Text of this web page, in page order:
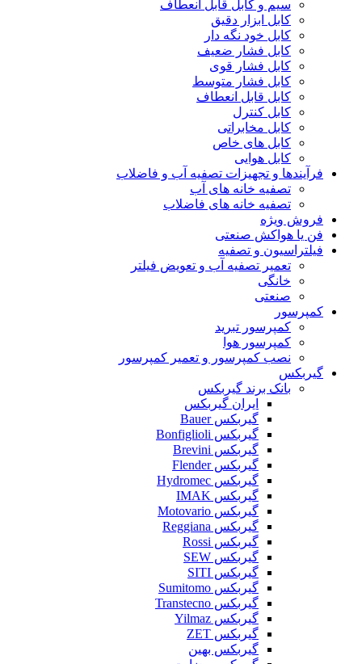
سیم و کابل قابل انعطاف
کابل ابزار دقیق
کابل خود نگه دار
کابل فشار ضعیف
کابل فشار قوی
کابل فشار متوسط
کابل قابل انعطاف
کابل کنترل
کابل مخابراتی
کابل های خاص
کابل هوایی
فرآیندها و تجهیزات تصفیه آب و فاضلاب
تصفیه خانه های آب
تصفیه خانه های فاضلاب
فروش ویژه
فن یا هواکش صنعتی
فیلتراسیون و تصفیه
تعمیر تصفیه آب و تعویض فیلتر
خانگی
صنعتی
کمپرسور
کمپرسور تبرید
کمپرسور هوا
نصب کمپرسور و تعمیر کمپرسور
گیربکس
بانک برند گیربکس
ایران گیربکس
گیربکس Bauer
گیربکس Bonfiglioli
گیربکس Brevini
گیربکس Flender
گیربکس Hydromec
گیربکس IMAK
گیربکس Motovario
گیربکس Reggiana
گیربکس Rossi
گیربکس SEW
گیربکس SITI
گیربکس Sumitomo
گیربکس Transtecno
گیربکس Yilmaz
گیربکس ZET
گیربکس بهین